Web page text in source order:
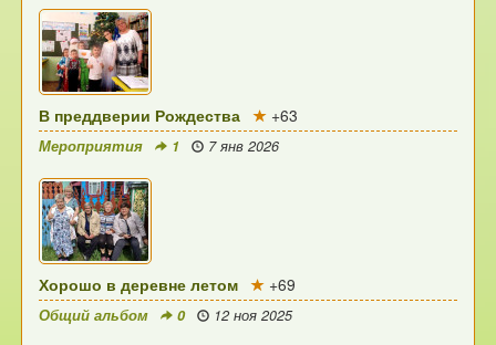
В преддверии Рождества +63
Мероприятия 1 7 янв 2026
Хорошо в деревне летом +69
Общий альбом 0 12 ноя 2025